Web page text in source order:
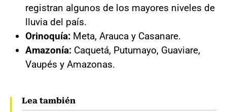
registran algunos de los mayores niveles de
lluvia del país.
Orinoquía: Meta, Arauca y Casanare.
Amazonía: Caquetá, Putumayo, Guaviare,
Vaupés y Amazonas.
Lea también